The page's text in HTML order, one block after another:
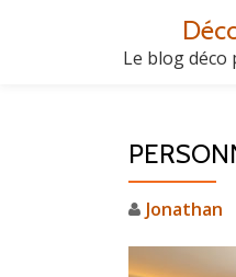
Le blog déco
Jonathan